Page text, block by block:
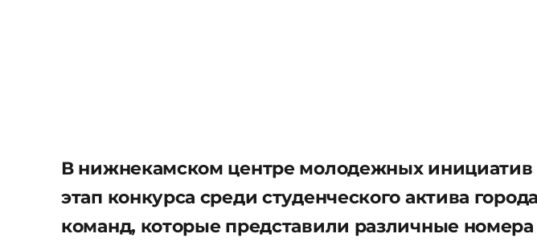
В нижнекамском центре молодежных инициатив
этап конкурса среди студенческого актива
команд, которые представили различные номера